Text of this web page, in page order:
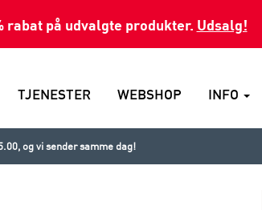
rabat på udvalgte produkter. Udsalg!
TJENESTER WEBSHOP INFO
og vi sender samme dag!